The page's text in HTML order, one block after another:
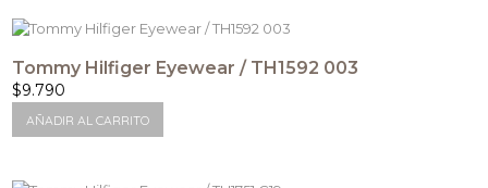
Tommy Hilfiger Eyewear / TH1592 003
$9.790
AÑADIR AL CARRITO